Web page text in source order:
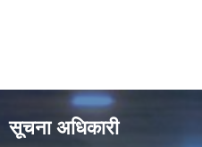
सूचना अधिकारी